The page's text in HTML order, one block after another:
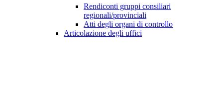
Rendiconti gruppi consiliari
regionali/provinciali
Atti degli organi di controllo
Articolazione degli uffici